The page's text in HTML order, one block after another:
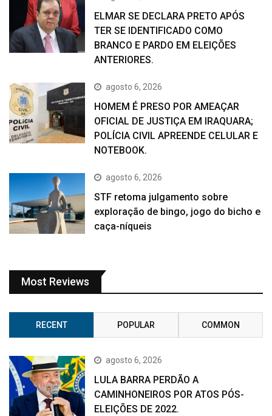
ELMAR SE DECLARA PRETO APÓS
TER SE IDENTIFICADO COMO
BRANCO E PARDO EM ELEIÇÕES
ANTERIORES.
agosto 6, 2026
HOMEM É PRESO POR AMEAÇAR
OFICIAL DE JUSTIÇA EM IRAQUARA;
POLÍCIA CIVIL APREENDE CELULAR E
NOTEBOOK.
agosto 6, 2026
STF retoma julgamento sobre
exploração de bingo, jogo do bicho e
caça-níqueis
Most Reviews
RECENT POPULAR COMMON
agosto 6, 2026
LULA BARRA PERDÃO A
CAMINHONEIROS POR ATOS PÓS-
ELEIÇÕES DE 2022.